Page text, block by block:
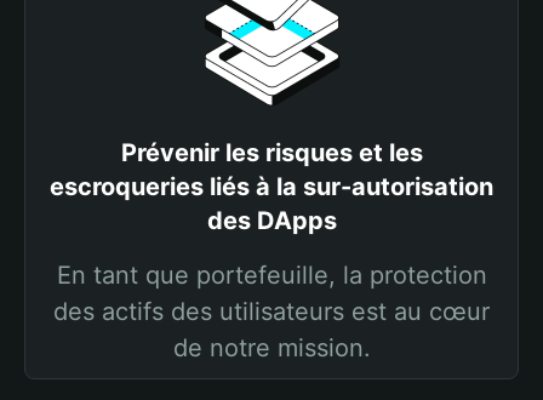
Prévenir les risques et les
escroqueries liés à la sur-autorisation
des DApps
En tant que portefeuille, la protection
des actifs des utilisateurs est au cœur
de notre mission.